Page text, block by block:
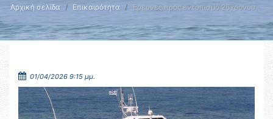
Αρχική σελίδα Επικαιρότητα Έρευνες προς εντοπισμό 26χρονου …
01/04/2026 9:15 μμ.